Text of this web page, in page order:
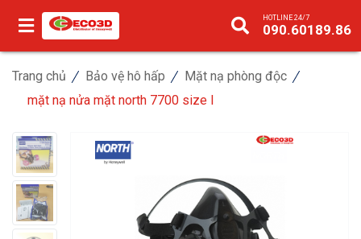
HOTLINE 24/7
090.60189.86
Trang chủ Bảo vệ hô hấp
Mặt nạ phòng độc
mặt nạ nửa mặt north 7700 size l